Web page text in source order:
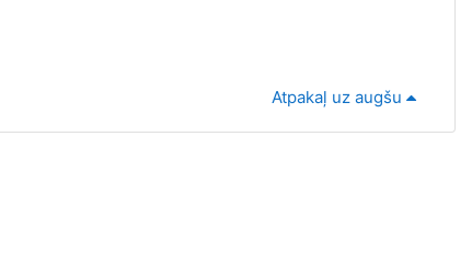
Atpakaļ uz augšu